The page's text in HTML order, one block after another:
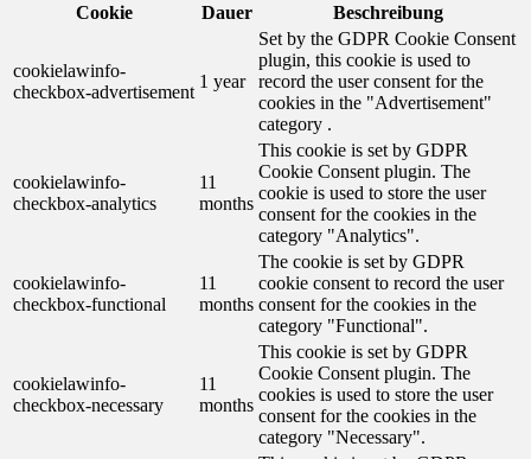
Cookie
Dauer Beschreibung
cookielawinfo-
checkbox-advertisement
1 year
Set by the GDPR Cookie Consent
plugin, this cookie is used to
record the user consent for the
cookies in the "Advertisement"
category .
cookielawinfo-
checkbox-analytics
11
months
This cookie is set by GDPR
Cookie Consent plugin. The
cookie is used to store the user
consent for the cookies in the
category "Analytics".
cookielawinfo-
checkbox-functional
11
months
The cookie is set by GDPR
cookie consent to record the user
consent for the cookies in the
category "Functional".
cookielawinfo-
checkbox-necessary
11
months
This cookie is set by GDPR
Cookie Consent plugin. The
cookies is used to store the user
consent for the cookies in the
category "Necessary".